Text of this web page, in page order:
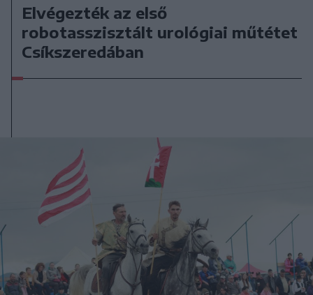
Elvégezték az első
robotasszisztált urológiai műtétet
Csíkszeredában